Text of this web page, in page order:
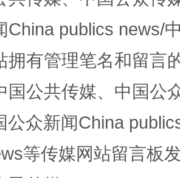
不上好声名
China publics news/
拥有管理笔名和留言
国公共传媒、中国公
公众新闻China
等传媒网站留言板